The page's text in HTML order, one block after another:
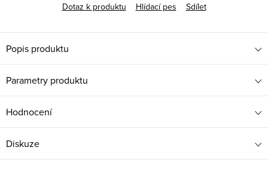
Dotaz k produktu
Hlídací pes Sdílet
Popis produktu
Parametry produktu
Hodnocení
Diskuze